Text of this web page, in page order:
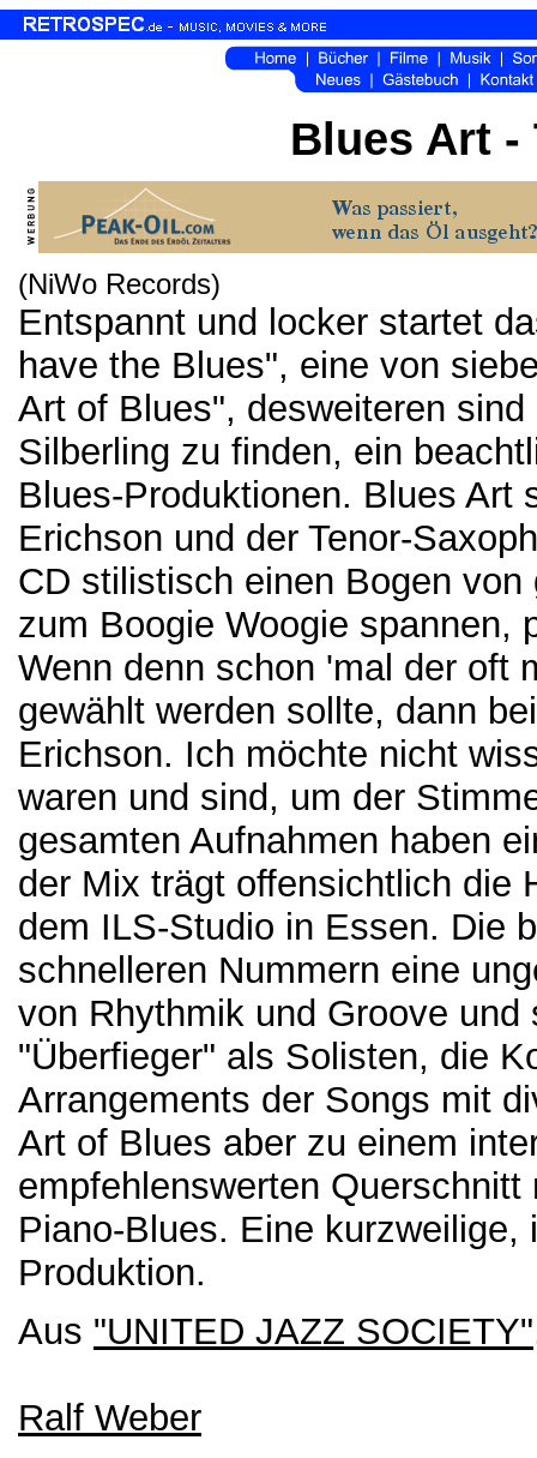
Blues Art -
(NiWo Records)
Entspannt und locker startet
have the Blues", eine von
Art of Blues", desweiteren
Silberling zu finden, ein
Blues-Produktionen. Blues Art
Erichson und der Tenor-
CD stilistisch einen Bogen
zum Boogie Woogie spannen,
Wenn denn schon 'mal der oft
gewählt werden sollte, dann
Erichson. Ich möchte nicht
waren und sind, um der
gesamten Aufnahmen haben
der Mix trägt offensichtlich die
dem ILS-Studio in Essen. Die
schnelleren Nummern eine
von Rhythmik und Groove
"Überfieger" als Solisten, die
Arrangements der Songs mit
Art of Blues aber zu einem
empfehlenswerten
Piano-Blues. Eine
Produktion.
Aus "UNITED JAZZ SOCIETY"
Ralf Weber